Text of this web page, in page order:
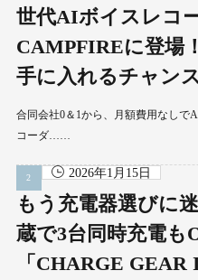
世代AIボイスレコ
CAMPFIREに登場
手に入れるチャンス
合同会社0＆1から、月額費用なしで
コーダ……
2026年1月15日
もう充電器選びに
蔵で3台同時充電も
「CHARGE